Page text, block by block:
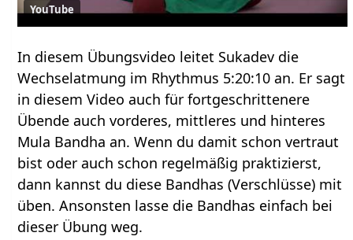
YouTube
In diesem Übungsvideo leitet Sukadev die
Wechselatmung im Rhythmus 5:20:10 an. Er sagt
in diesem Video auch für fortgeschrittenere
Übende auch vorderes, mittleres und hinteres
Mula Bandha an. Wenn du damit schon vertraut
bist oder auch schon regelmäßig praktizierst,
dann kannst du diese Bandhas (Verschlüsse) mit
üben. Ansonsten lasse die Bandhas einfach bei
dieser Übung weg.